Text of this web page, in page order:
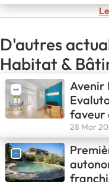
D'autres
Habitat &
Avenir
faveur
28 Mar